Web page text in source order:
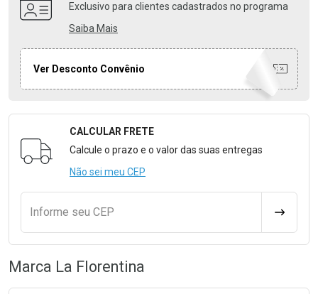
Exclusivo para clientes cadastrados no programa
Saiba Mais
Ver Desconto Convênio
Formulário para Calcular o Frete
CALCULAR FRETE
Calcule o prazo e o valor das suas entregas
Não sei meu CEP
Informe seu CEP
Marca La Florentina